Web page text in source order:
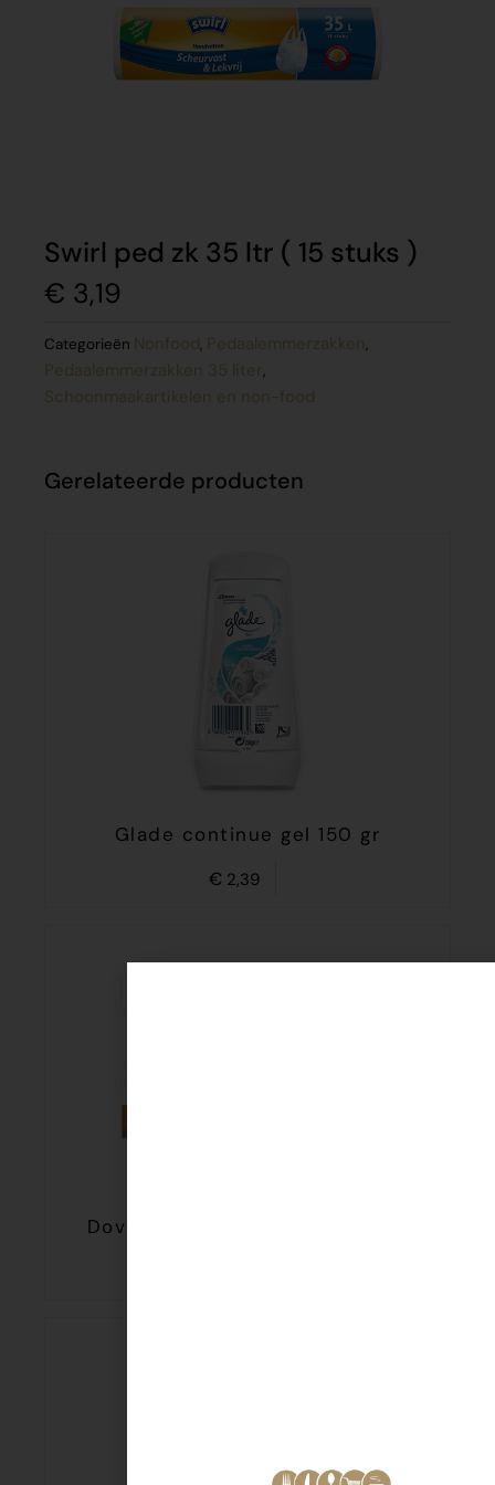
Swirl ped zk 35 ltr ( 15 stuks )
€ 3,19
Categorieën Nonfood, Pedaalemmerzakken ,
Pedaalemmerzakken 35 liter ,
Schoonmaakartikelen en non-food
Gerelateerde producten
Glade continue gel 150 gr
€ 2,39
Dove Bar shea butter 2 x 90 gr